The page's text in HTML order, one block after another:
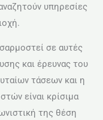
υπηρεσίες
σε αυτές
και έρευνας του
τάσεων και η
είναι κρίσιμα
της θέση